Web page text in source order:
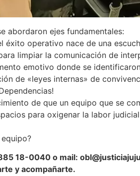
abordaron ejes fundamentales:
éxito operativo nace de una
limpiar la comunicación de
emotivo donde se
de «leyes internas» de
de que un equipo que se
para oxigenar la labor
18-0040 o mail:
y acompañarte.